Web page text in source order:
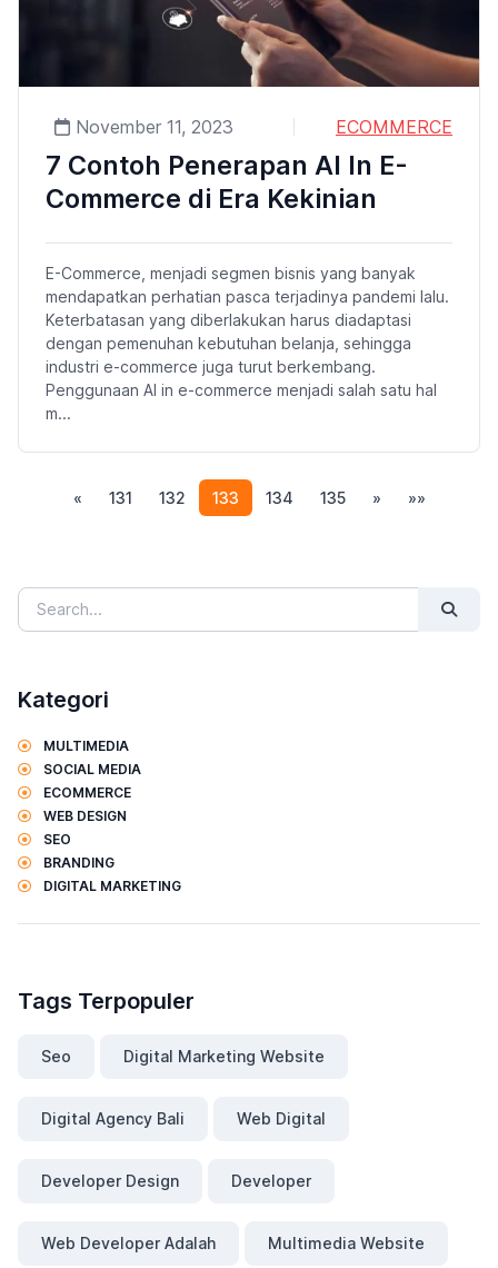
November 11, 2023 ECOMMERCE
7 Contoh Penerapan AI In E-
Commerce di Era Kekinian
E-Commerce, menjadi segmen bisnis yang banyak
mendapatkan perhatian pasca terjadinya pandemi lalu.
Keterbatasan yang diberlakukan harus diadaptasi
dengan pemenuhan kebutuhan belanja, sehingga
industri e-commerce juga turut berkembang.
Penggunaan AI in e-commerce menjadi salah satu hal
m...
« 131 132 133(current)
134 135 » »»
Kategori
MULTIMEDIA
SOCIAL MEDIA
ECOMMERCE
WEB DESIGN
SEO
BRANDING
DIGITAL MARKETING
Tags Terpopuler
Seo Digital Marketing Website
Digital Agency Bali Web Digital
Developer Design Developer
Web Developer Adalah Multimedia Website